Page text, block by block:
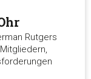
Rutgers